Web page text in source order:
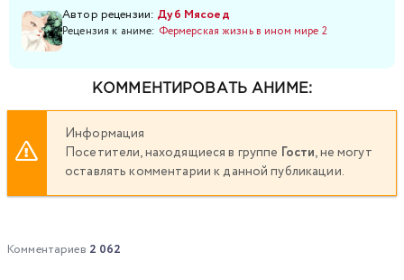
Автор рецензии: Дуб Мясоед
Рецензия к аниме: Фермерская жизнь в ином мире 2
КОММЕНТИРОВАТЬ АНИМЕ:
Информация
Посетители, находящиеся в группе Гости, не могут
оставлять комментарии к данной публикации.
Комментариев 2 062